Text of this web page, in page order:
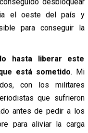
el oeste del país y
para conseguir la
hasta liberar este
está sometido. Mi
con los militares
que sufrieron
antes de pedir a los
para aliviar la carga